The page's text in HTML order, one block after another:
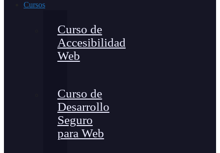
Cursos
Curso de
Accesibilidad
Web
Curso de
Desarrollo
Seguro
para Web